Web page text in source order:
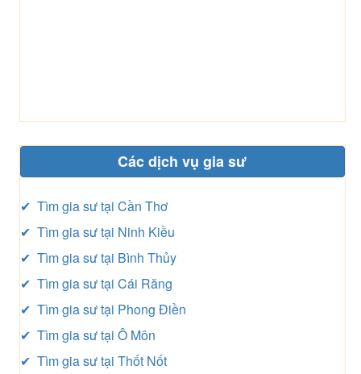
Các dịch vụ gia sư
✔ Tìm gia sư tại Cần Thơ
✔ Tìm gia sư tại Ninh Kiều
✔ Tìm gia sư tại Bình Thủy
✔ Tìm gia sư tại Cái Răng
✔ Tìm gia sư tại Phong Điền
✔ Tìm gia sư tại Ô Môn
✔ Tìm gia sư tại Thốt Nốt